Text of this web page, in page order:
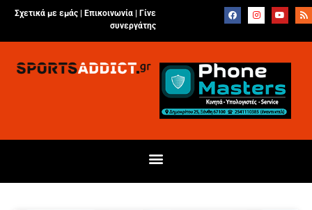
Σχετικά με εμάς | Επικοινωνία
Γίνε
συνεργάτης